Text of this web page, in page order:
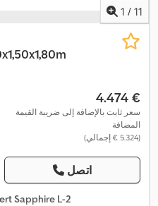
1 / 11
‏4.474 €
سعر ثابت بالإضافة إلى ضريبة القيمة
المضافة
(‏5.324 € إجمالي)
اتصل
Sapphire L-2